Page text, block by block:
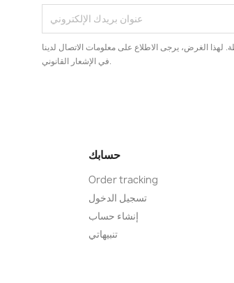
لهذا الغرض، يرجى الاطلاع على معلومات الاتصال لدينا
في الإشعار القانوني.
حسابك
Order tracking
تسجيل الدخول
إنشاء حساب
تنبيهاتي